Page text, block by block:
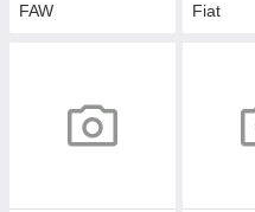
FAW Fiat